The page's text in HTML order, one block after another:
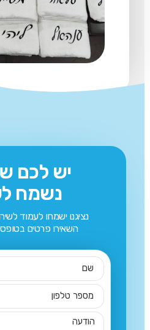
יש לכם
נשמח
נציגנו ישמחו לעמוד
השאירו פרטים